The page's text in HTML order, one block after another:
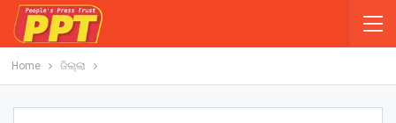
Home ଜିଲ୍ଲା